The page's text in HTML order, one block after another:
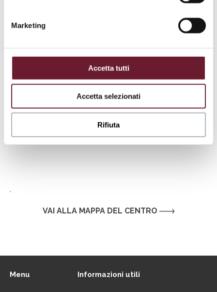
Marketing
Accetta tutti
Accetta selezionati
Rifiuta
.
VAI ALLA MAPPA DEL CENTRO
Menu Informazioni utili